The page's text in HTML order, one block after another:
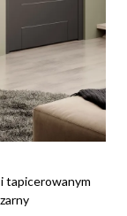
tapicerowanym